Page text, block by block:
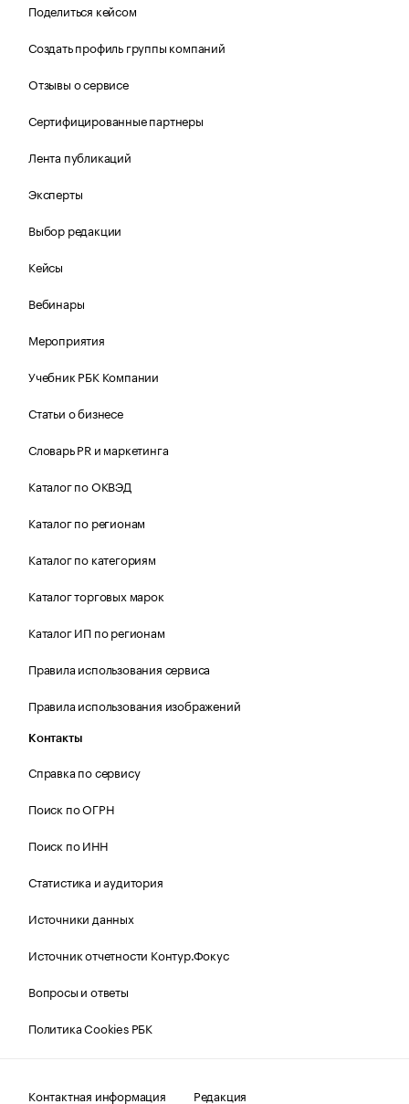
Поделиться кейсом
Создать профиль группы компаний
Отзывы о сервисе
Сертифицированные партнеры
Лента публикаций
Эксперты
Выбор редакции
Кейсы
Вебинары
Мероприятия
Учебник РБК Компании
Статьи о бизнесе
Словарь PR и маркетинга
Каталог по ОКВЭД
Каталог по регионам
Каталог по категориям
Каталог торговых марок
Каталог ИП по регионам
Правила использования сервиса
Правила использования изображений
Контакты
Справка по сервису
Поиск по ОГРН
Поиск по ИНН
Статистика и аудитория
Источники данных
Источник отчетности Контур.Фокус
Вопросы и ответы
Политика Cookies РБК
Контактная информация Редакция